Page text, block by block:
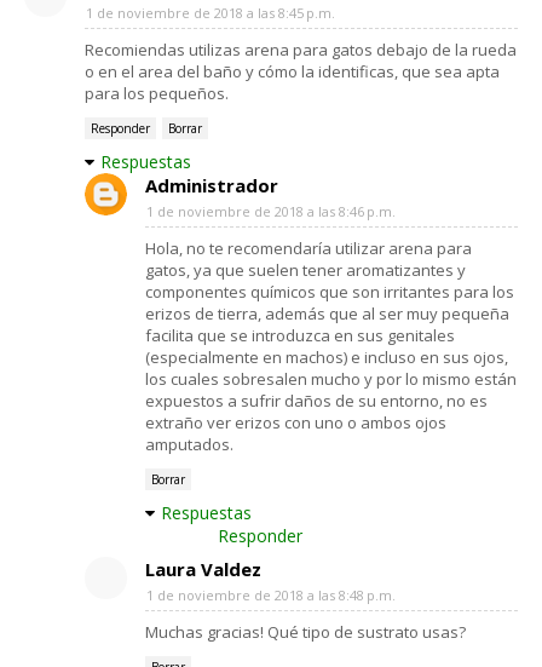
1 de noviembre de 2018 a las 8:45 p.m.
Recomiendas utilizas arena para gatos debajo de la rueda
o en el area del baño y cómo la identificas, que sea apta
para los pequeños.
Responder Borrar
Respuestas
Administrador
1 de noviembre de 2018 a las 8:46 p.m.
Hola, no te recomendaría utilizar arena para
gatos, ya que suelen tener aromatizantes y
componentes químicos que son irritantes para los
erizos de tierra, además que al ser muy pequeña
facilita que se introduzca en sus genitales
(especialmente en machos) e incluso en sus ojos,
los cuales sobresalen mucho y por lo mismo están
expuestos a sufrir daños de su entorno, no es
extraño ver erizos con uno o ambos ojos
amputados.
Borrar
Respuestas
Responder
Laura Valdez
1 de noviembre de 2018 a las 8:48 p.m.
Muchas gracias! Qué tipo de sustrato usas?